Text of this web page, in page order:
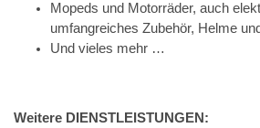
Mopeds und Motorräder, auch
umfangreiches Zubehör, Helme
Und vieles mehr …
Weitere DIENSTLEISTUNGEN: